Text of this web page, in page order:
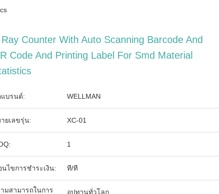
Counter With Auto Scanning Barcode And
Code And Printing Label For Smd Material
บรนด์: WELLMAN
ยเลขรุ่น: XC-01
1
นไขการชำระเงิน: ที/ที
มสามารถในการ
อุปทานทั่วโลก